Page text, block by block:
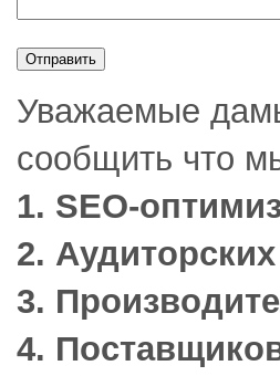
Уважаемые
сообщить что
1. SEO-
2.
3.
4.